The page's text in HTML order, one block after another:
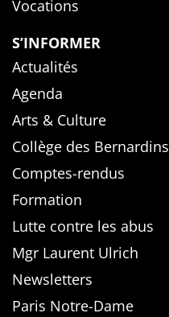
Vocations
S’INFORMER
Actualités
Agenda
Arts & Culture
Collège des Bernardins
Comptes-rendus
Formation
Lutte contre les abus
Mgr Laurent Ulrich
Newsletters
Paris Notre-Dame